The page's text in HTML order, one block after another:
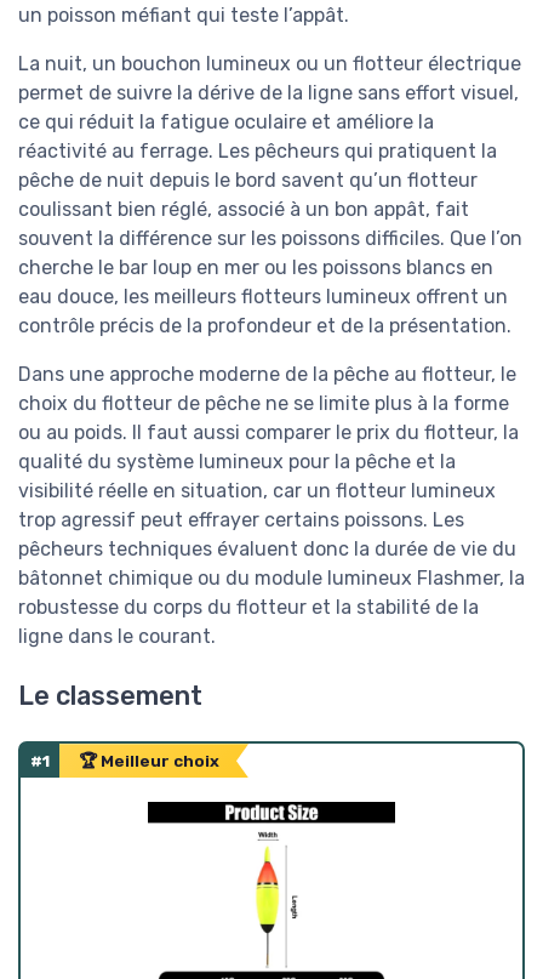
un poisson méfiant qui teste l’appât.
La nuit, un bouchon lumineux ou un flotteur électrique
permet de suivre la dérive de la ligne sans effort visuel,
ce qui réduit la fatigue oculaire et améliore la
réactivité au ferrage. Les pêcheurs qui pratiquent la
pêche de nuit depuis le bord savent qu’un flotteur
coulissant bien réglé, associé à un bon appât, fait
souvent la différence sur les poissons difficiles. Que l’on
cherche le bar loup en mer ou les poissons blancs en
eau douce, les meilleurs flotteurs lumineux offrent un
contrôle précis de la profondeur et de la présentation.
Dans une approche moderne de la pêche au flotteur, le
choix du flotteur de pêche ne se limite plus à la forme
ou au poids. Il faut aussi comparer le prix du flotteur, la
qualité du système lumineux pour la pêche et la
visibilité réelle en situation, car un flotteur lumineux
trop agressif peut effrayer certains poissons. Les
pêcheurs techniques évaluent donc la durée de vie du
bâtonnet chimique ou du module lumineux Flashmer, la
robustesse du corps du flotteur et la stabilité de la
ligne dans le courant.
Le classement
#1 🏆 Meilleur choix